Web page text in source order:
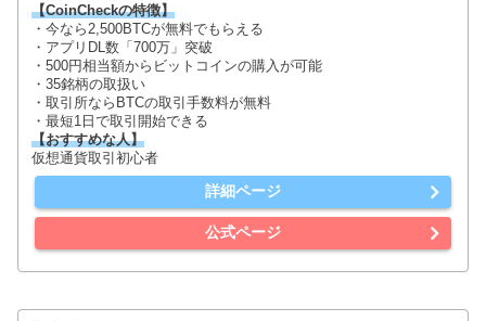
【CoinCheckの特徴】
・今なら2,500BTCが無料でもらえる
・アプリDL数「700万」突破
・500円相当額からビットコインの購入が可能
・35銘柄の取扱い
・取引所ならBTCの取引手数料が無料
・最短1日で取引開始できる
【おすすめな人】
仮想通貨取引初心者
詳細ページ
公式ページ